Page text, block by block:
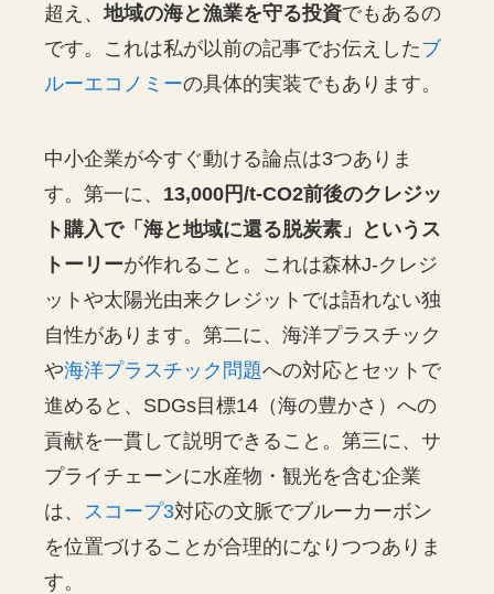
超え、地域の海と漁業を守る投資でもあるの
です。これは私が以前の記事でお伝えしたブ
ルーエコノミーの具体的実装でもあります。
中小企業が今すぐ動ける論点は3つありま
す。第一に、 13,000円/t-CO2前後のクレジッ
ト購入で「海と地域に還る脱炭素」というス
トーリーが作れること。これは森林J-クレジ
ットや太陽光由来クレジットでは語れない独
自性があります。第二に、海洋プラスチック
や海洋プラスチック問題への対応とセットで
進めると、SDGs目標14（海の豊かさ）への
貢献を一貫して説明できること。第三に、サ
プライチェーンに水産物・観光を含む企業
は、
スコープ3対応の文脈でブルーカーボン
を位置づけることが合理的になりつつありま
す。